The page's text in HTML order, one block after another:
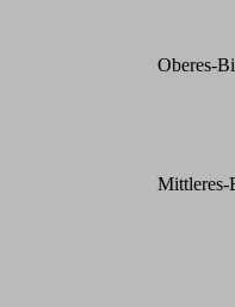
Oberes-
Mittleres-